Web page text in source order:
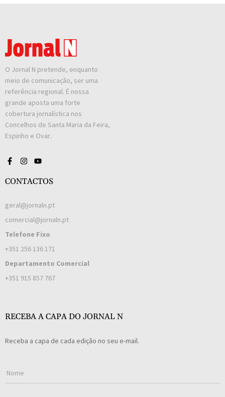
O Jornal N pretende, enquanto
meio de comunicação, ser uma
referência regional. É nossa
grande aposta uma forte
cobertura jornalística nos
Concelhos de Santa Maria da Feira,
Espinho e Ovar.
CONTACTOS
geral@jornaln.pt
comercial@jornaln.pt
Telefone Fixo
+351 256 136 171
Departamento Comercial
+351 915 857 767
RECEBA A CAPA DO JORNAL N
Receba a capa de cada edição no seu e-mail.